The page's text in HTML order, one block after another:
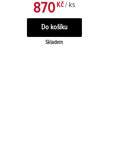
870Kč / ks
Skladem